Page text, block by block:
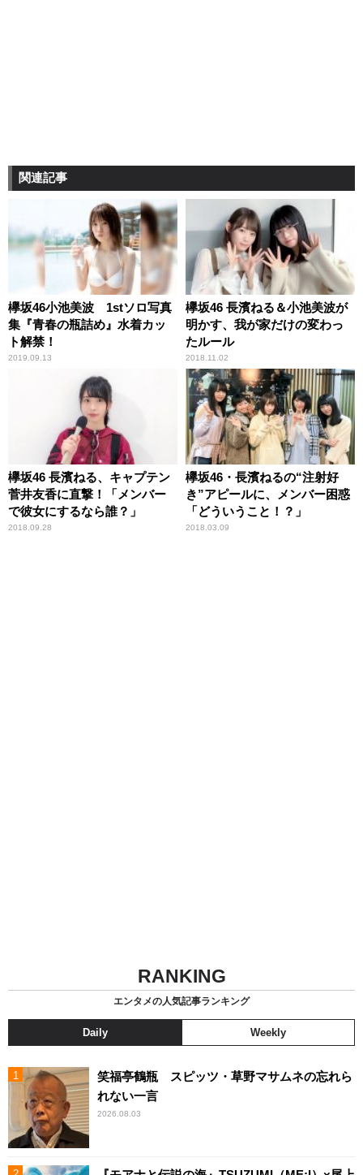
関連記事
欅坂46小池美波 1stソロ写真
集『青春の瓶詰め』水着カッ
ト解禁！
2019.09.13
欅坂46 長濱ねる＆小池美波が
明かす、我が家だけの変わっ
たルール
2018.11.02
欅坂46 長濱ねる、キャプテン
菅井友香に直撃！「メンバー
で彼女にするなら誰？」
2018.09.28
欅坂46・長濱ねるの“注射好
き”アピールに、メンバー困惑
「どういうこと！？」
2018.03.09
RANKING
エンタメの人気記事ランキング
Daily Weekly
笑福亭鶴瓶 スピッツ・草野マサムネの忘れら
れない一言
2026.08.03